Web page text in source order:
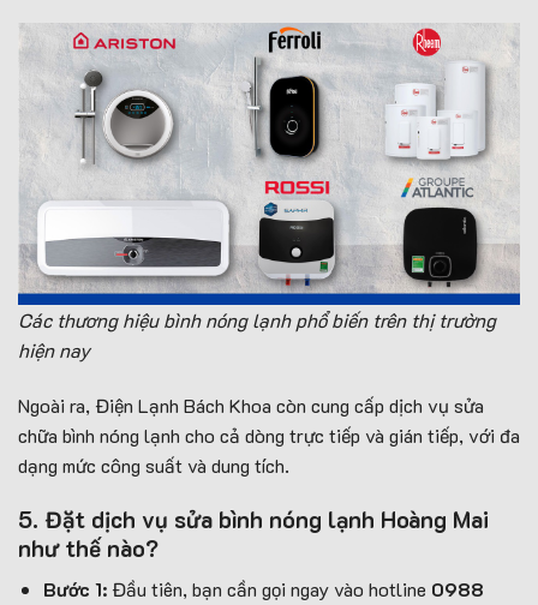
Các thương hiệu bình nóng lạnh phổ biến trên thị trường
hiện nay
Ngoài ra, Điện Lạnh Bách Khoa còn cung cấp dịch vụ sửa
chữa bình nóng lạnh cho cả dòng trực tiếp và gián tiếp, với đa
dạng mức công suất và dung tích.
5. Đặt dịch vụ sửa bình nóng lạnh Hoàng Mai
như thế nào?
Bước 1: Đầu tiên, bạn cần gọi ngay vào hotline 0988